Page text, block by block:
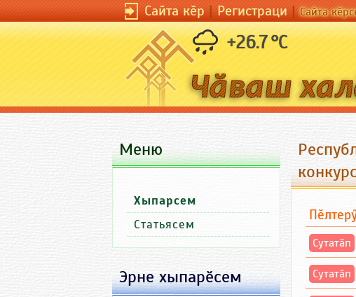
Сайта кӗр|Регистраци|Сайта
+26.7 °C
Сутатӑп
Сутатӑп
Меню
Хыпарсем
Статьясем
Эрне хыпарӗсем